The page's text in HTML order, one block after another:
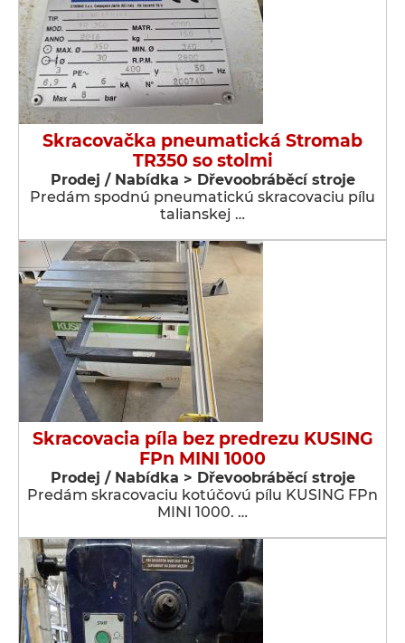
Skracovačka pneumatická Stromab
TR350 so stolmi
Prodej / Nabídka > Dřevoobráběcí stroje
Predám spodnú pneumatickú skracovaciu pílu
talianskej …
Skracovacia píla bez predrezu KUSING
FPn MINI 1000
Prodej / Nabídka > Dřevoobráběcí stroje
Predám skracovaciu kotúčovú pílu KUSING FPn
MINI 1000. …